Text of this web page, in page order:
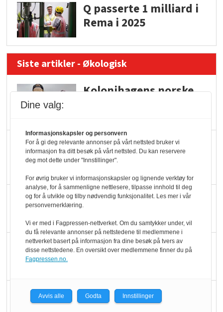
Q passerte 1 milliard i
Rema i 2025
Siste artikler - Økologisk
Kolonihagens norske
Marit Kolby vant
Økologisk Norge sin
hederspris
Blir enklere å velge
Kolonihagen sliter
Rapport: Økokundene
Dine valg:
Informasjonskapsler og personvern
For å gi deg relevante annonser på vårt nettsted bruker vi
informasjon fra ditt besøk på vårt nettsted. Du kan reservere
deg mot dette under "Innstillinger".
For øvrig bruker vi informasjonskapsler og lignende verktøy for
analyse, for å sammenligne nettlesere, tilpasse innhold til deg
og for å utvikle og tilby nødvendig funksjonalitet. Les mer i vår
personvernerklæring.
Vi er med i Fagpressen-nettverket. Om du samtykker under, vil
du få relevante annonser på nettstedene til medlemmene i
nettverket basert på informasjon fra dine besøk på tvers av
disse nettstedene. En oversikt over medlemmene finner du på
Fagpressen.no.
Avvis alle Godta Innstillinger